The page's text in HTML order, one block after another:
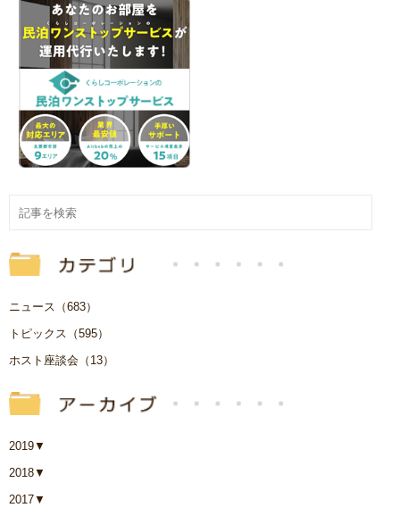
ニュース（683）
トピックス（595）
ホスト座談会（13）
2019▼
2018▼
2017▼